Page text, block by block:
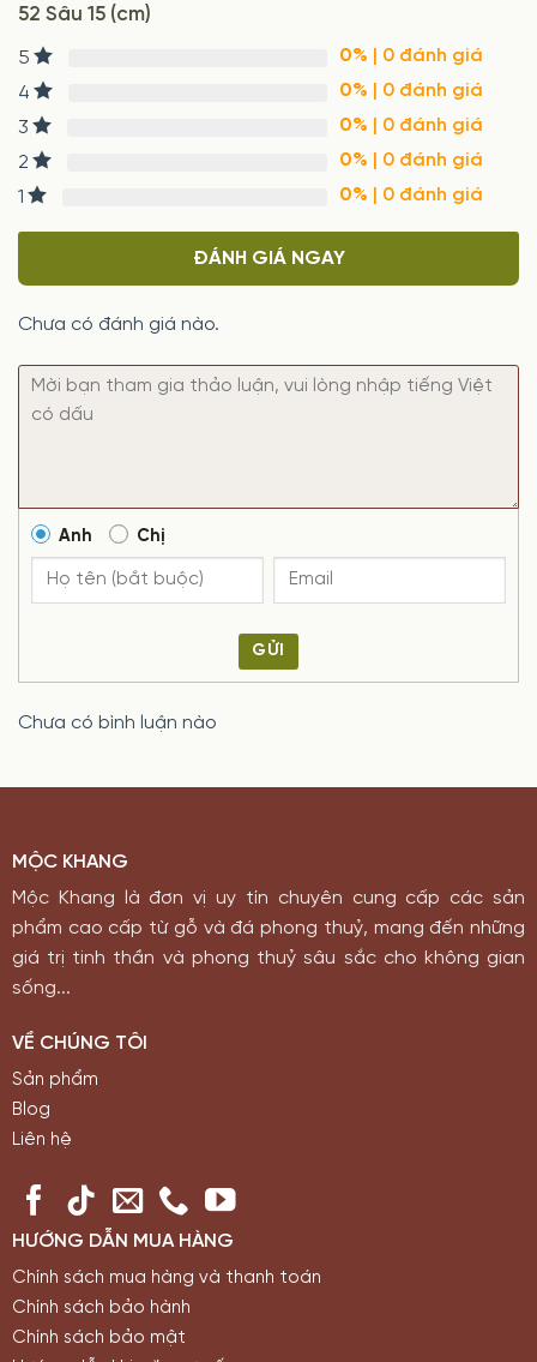
52 Sâu 15 (cm)
5 0% | 0 đánh giá
4
0% | 0 đánh giá
3
0% | 0 đánh giá
2
0% | 0 đánh giá
1
0% | 0 đánh giá
ĐÁNH GIÁ NGAY
Chưa có đánh giá nào.
Anh Chị
GỬI
Chưa có bình luận nào
MỘC KHANG
Mộc Khang là đơn vị uy tín chuyên cung cấp các sản
phẩm cao cấp từ gỗ và đá phong thuỷ, mang đến những
giá trị tinh thần và phong thuỷ sâu sắc cho không gian
sống...
VỀ CHÚNG TÔI
Sản phẩm
Blog
Liên hệ
HƯỚNG DẪN MUA HÀNG
Chính sách mua hàng và thanh toán
Chính sách bảo hành
Chính sách bảo mật